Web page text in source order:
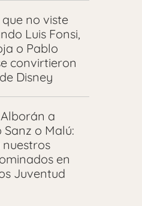
no viste
Luis Fonsi,
o Pablo
convirtieron
Disney
a
o Malú:
nuestros
en
Juventud